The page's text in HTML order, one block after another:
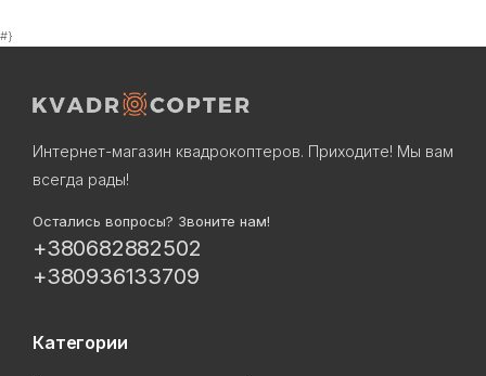
#}
Интернет-магазин квадрокоптеров. Приходите! Мы вам
всегда рады!
Остались вопросы? Звоните нам!
+380682882502
+380936133709
Категории